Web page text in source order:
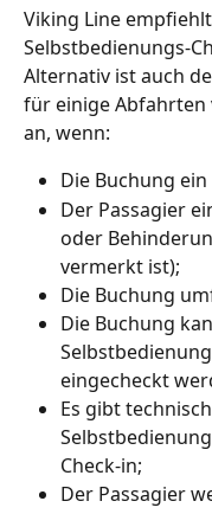
Viking Line
Selbstbedienungs-
Alternativ ist auch
für einige Abfahrten
an, wenn:
Die Buchung
Der Passagier
oder
vermerkt ist);
Die Buchung
Die Buchung
eingecheckt
Es gibt
Check-in;
Der Passagier